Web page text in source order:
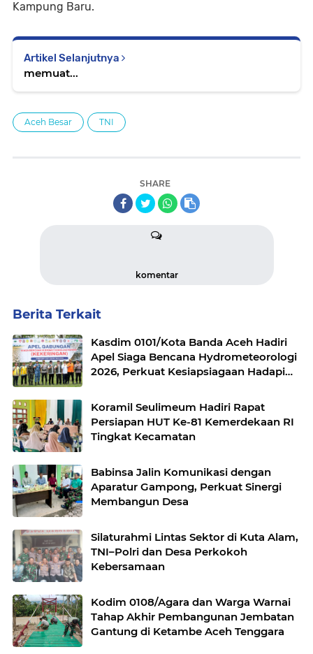
Kampung Baru.
Artikel Selanjutnya
memuat...
Aceh Besar TNI
SHARE
komentar
Berita Terkait
Kasdim 0101/Kota Banda Aceh Hadiri
Apel Siaga Bencana Hydrometeorologi
2026, Perkuat Kesiapsiagaan Hadapi
Koramil Seulimeum Hadiri Rapat
Persiapan HUT Ke-81 Kemerdekaan RI
Tingkat Kecamatan
Babinsa Jalin Komunikasi dengan
Aparatur Gampong, Perkuat Sinergi
Membangun Desa
Silaturahmi Lintas Sektor di Kuta Alam,
TNI–Polri dan Desa Perkokoh
Kebersamaan
Kodim 0108/Agara dan Warga Warnai
Tahap Akhir Pembangunan Jembatan
Gantung di Ketambe Aceh Tenggara